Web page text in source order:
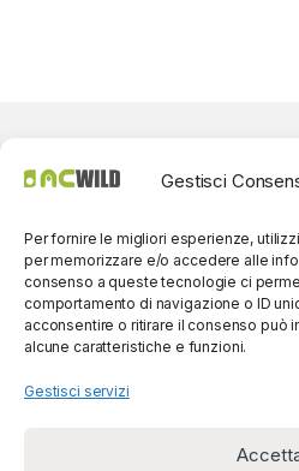
Gestisci
Per fornire le migliori esperienze,
per memorizzare e/o accedere alle
consenso a queste tecnologie ci
comportamento di navigazione o ID
acconsentire o ritirare il consenso può
alcune caratteristiche e funzioni.
Gestisci servizi